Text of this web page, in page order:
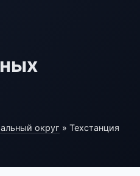
округ » Техстанция